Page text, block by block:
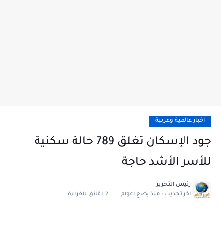
اخبار عالمية وعربية
جود الإسكان تغلق 789 حالة سكنية
للأسر الأشد حاجة
رئيس التحرير
اخر تحديث : منذ بضع اعوام 2 دقائق للقراءة